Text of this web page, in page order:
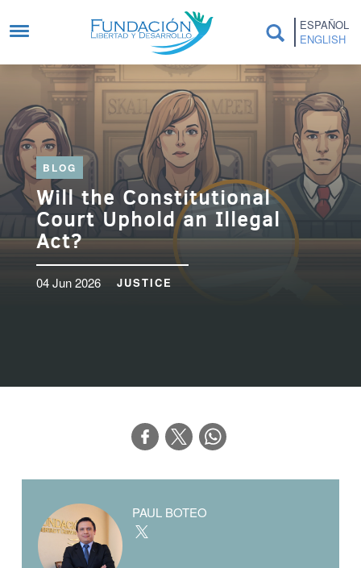
ESPAÑOL
ENGLISH
BLOG
Will the Constitutional
Court Uphold an Illegal
Act?
04 Jun 2026 JUSTICE
PAUL BOTEO